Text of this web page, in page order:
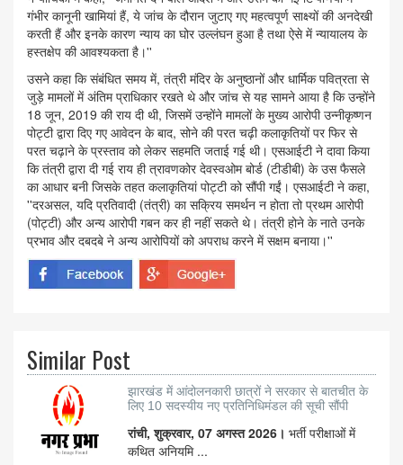
गंभीर कानूनी खामियां हैं, ये जांच के दौरान जुटाए गए महत्वपूर्ण साक्ष्यों की अनदेखी
करती हैं और इनके कारण न्याय का घोर उल्लंघन हुआ है तथा ऐसे में न्यायालय के
हस्तक्षेप की आवश्यकता है।''
उसने कहा कि संबंधित समय में, तंत्री मंदिर के अनुष्ठानों और धार्मिक पवित्रता से
जुड़े मामलों में अंतिम प्राधिकार रखते थे और जांच से यह सामने आया है कि उन्होंने
18 जून, 2019 की राय दी थी, जिसमें उन्होंने मामलों के मुख्य आरोपी उन्नीकृष्णन
पोट्टी द्वारा दिए गए आवेदन के बाद, सोने की परत चढ़ी कलाकृतियों पर फिर से
परत चढ़ाने के प्रस्ताव को लेकर सहमति जताई गई थी। एसआईटी ने दावा किया
कि तंत्री द्वारा दी गई राय ही त्रावणकोर देवस्वओम बोर्ड (टीडीबी) के उस फैसले
का आधार बनी जिसके तहत कलाकृतियां पोट्टी को सौंपी गईं। एसआईटी ने कहा,
''दरअसल, यदि प्रतिवादी (तंत्री) का सक्रिय समर्थन न होता तो प्रथम आरोपी
(पोट्टी) और अन्य आरोपी गबन कर ही नहीं सकते थे। तंत्री होने के नाते उनके
प्रभाव और दबदबे ने अन्य आरोपियों को अपराध करने में सक्षम बनाया।''
Similar Post
झारखंड में आंदोलनकारी छात्रों ने सरकार से बातचीत के
लिए 10 सदस्यीय नए प्रतिनिधिमंडल की सूची सौंपी
रांची, शुक्रवार, 07 अगस्त 2026। भर्ती परीक्षाओं में
कथित अनियमि ...